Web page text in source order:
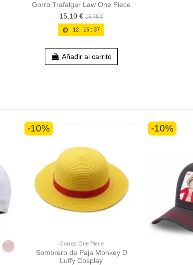
Gorro Trafalgar Law One Piece
15,10 € 16,78 €
12 : 15 :36
Añadir al carrito
-10%
Gorras One Piece
Sombrero de Paja Monkey D
Luffy Cosplay
-10%